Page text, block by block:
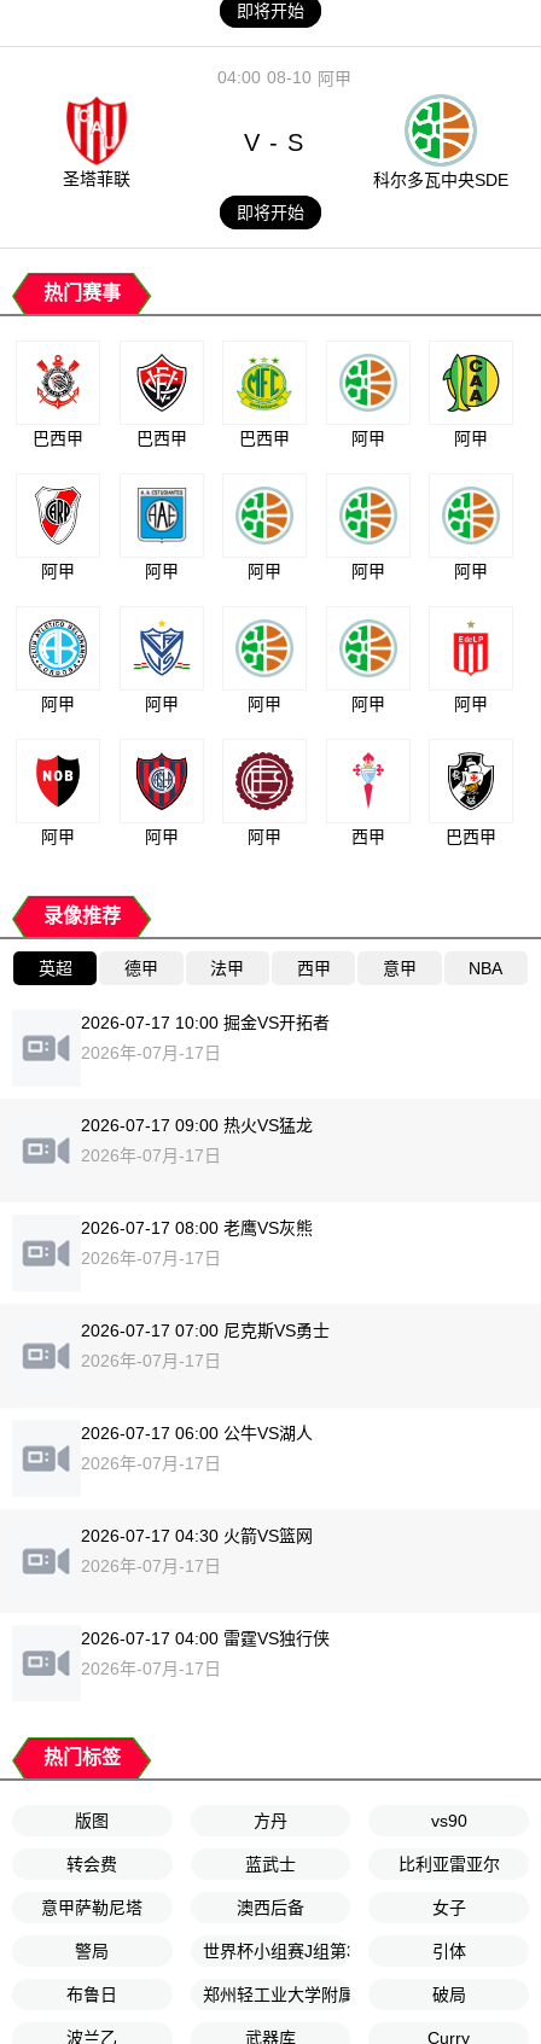
即将开始
08-10
04:00 阿甲
圣塔菲联
V - S
科尔多瓦中央SDE
即将开始
热门赛事
巴西甲 巴西甲 巴西甲 阿甲 阿甲
阿甲 阿甲 阿甲 阿甲 阿甲
阿甲 阿甲 阿甲 阿甲 阿甲
阿甲 阿甲 阿甲 西甲 巴西甲
录像推荐
英超 德甲 法甲 西甲 意甲 NBA
2026-07-17 10:00 掘金VS开拓者
2026年-07月-17日
2026-07-17 09:00 热火VS猛龙
2026年-07月-17日
2026-07-17 08:00 老鹰VS灰熊
2026年-07月-17日
2026-07-17 07:00 尼克斯VS勇士
2026年-07月-17日
2026-07-17 06:00 公牛VS湖人
2026年-07月-17日
2026-07-17 04:30 火箭VS篮网
2026年-07月-17日
2026-07-17 04:00 雷霆VS独行侠
2026年-07月-17日
热门标签
版图 方丹 vs90
转会费 蓝武士 比利亚雷亚尔
意甲萨勒尼塔 澳西后备 女子
警局 世界杯小组赛J组第3轮 引体
布鲁日 郑州轻工业大学附属小学 破局
波兰乙 武器库 Curry